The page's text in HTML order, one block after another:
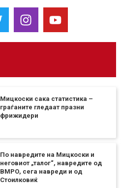
Мицкоски сака статистика –
граѓаните гледаат празни
фрижидери
По навредите на Мицкоски и
неговиот „талог“, навредите од
ВМРО, сега навреди и од
Стоилковиќ